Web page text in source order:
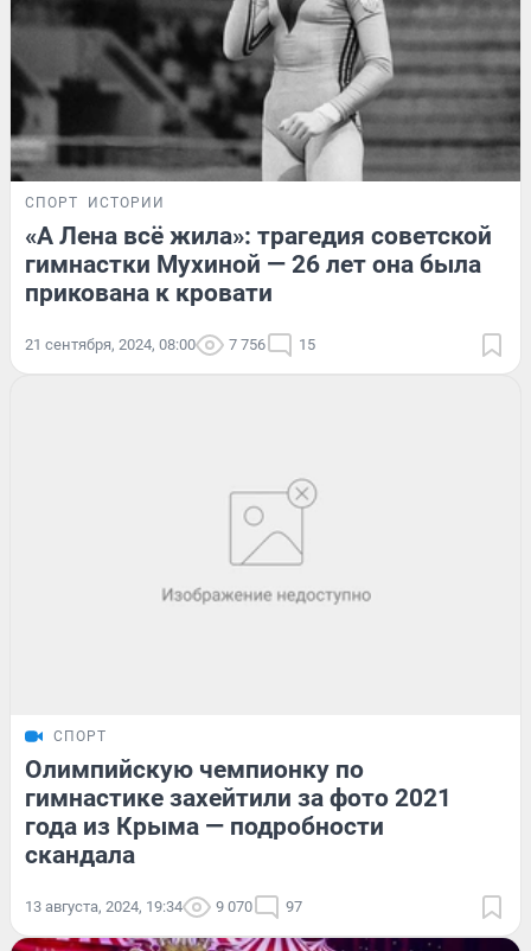
СПОРТ ИСТОРИИ
«А Лена всё жила»: трагедия советской
гимнастки Мухиной — 26 лет она была
прикована к кровати
21 сентября, 2024, 08:00 7 756 15
СПОРТ
Олимпийскую чемпионку по
гимнастике захейтили за фото 2021
года из Крыма — подробности
скандала
13 августа, 2024, 19:34 9 070 97